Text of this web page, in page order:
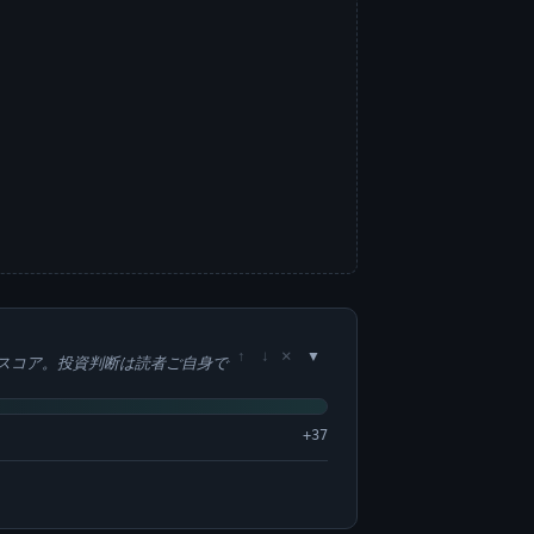
コア。投資判断は読者ご自身で ↑ ↓ ×
+37